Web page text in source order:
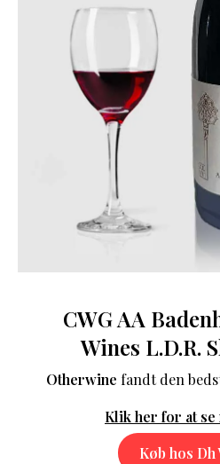
CWG AA
Wines L.D.R.
Otherwine fandt den
Klik her for at se
Køb hos Dh